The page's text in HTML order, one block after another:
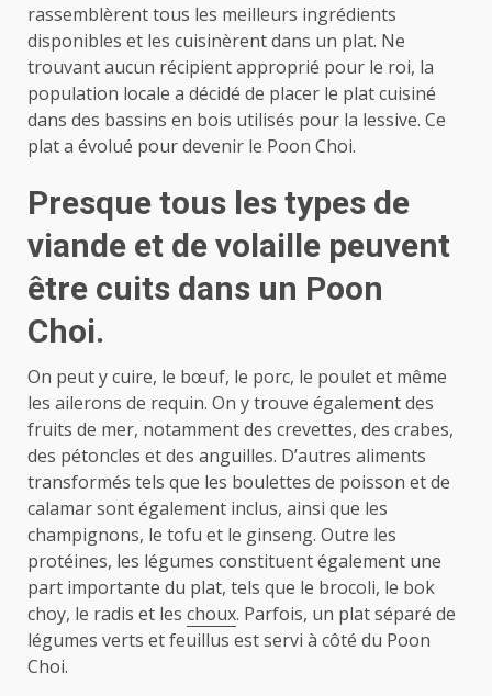
rassemblèrent tous les meilleurs ingrédients
disponibles et les cuisinèrent dans un plat. Ne
trouvant aucun récipient approprié pour le roi, la
population locale a décidé de placer le plat cuisiné
dans des bassins en bois utilisés pour la lessive. Ce
plat a évolué pour devenir le Poon Choi.
Presque tous les types de
viande et de volaille peuvent
être cuits dans un Poon
Choi.
On peut y cuire, le bœuf, le porc, le poulet et même
les ailerons de requin. On y trouve également des
fruits de mer, notamment des crevettes, des crabes,
des pétoncles et des anguilles. D’autres aliments
transformés tels que les boulettes de poisson et de
calamar sont également inclus, ainsi que les
champignons, le tofu et le ginseng. Outre les
protéines, les légumes constituent également une
part importante du plat, tels que le brocoli, le bok
choy, le radis et les choux. Parfois, un plat séparé de
légumes verts et feuillus est servi à côté du Poon
Choi.